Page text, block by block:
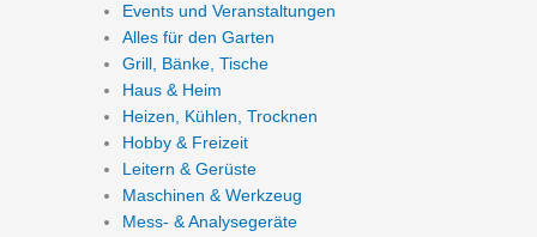
Events und Veranstaltungen
Alles für den Garten
Grill, Bänke, Tische
Haus & Heim
Heizen, Kühlen, Trocknen
Hobby & Freizeit
Leitern & Gerüste
Maschinen & Werkzeug
Mess- & Analysegeräte